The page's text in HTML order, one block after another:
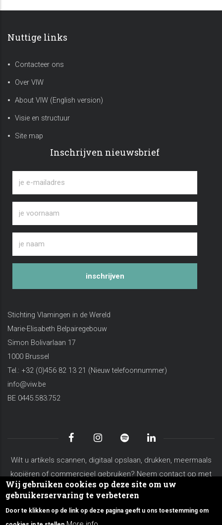
Nuttige links
Contacteer ons
Over VIW
About VIW (English version)
Visie en structuur
Site map
Inschrijven nieuwsbrief
inschrijven
Stichting Vlamingen in de Wereld
Marie-Elisabeth Belpairegebouw
Simon Bolivarlaan 17
1000 Brussel
Tel.: +32 (0)456 82 13 21 (Nieuw telefoonnummer)
info@viw.be
BE 0445.583.752
Wilt u artikels scannen, digitaal opslaan, drukken, meermaals
kopiëren of commercieel gebruiken? Neem contact op met
koen.vanderschaeghe@viw.be
Algemene voorwaarden Privacy Policy
Site Map
Over VIW
Wij gebruiken cookies op deze site om uw
gebruikerservaring te verbeteren
Door te klikken op de link op deze pagina geeft u ons toestemming om